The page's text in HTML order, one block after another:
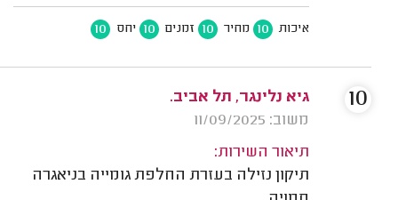
איכות 10 מחיר 10 זמנים 10 יחס 10
גיא נלינגר, תל אביב.
משוב: 11/09/2025
תיאור השירות:
תיקון נזילה בעזרת החלפת גומייה בניאגרה
10